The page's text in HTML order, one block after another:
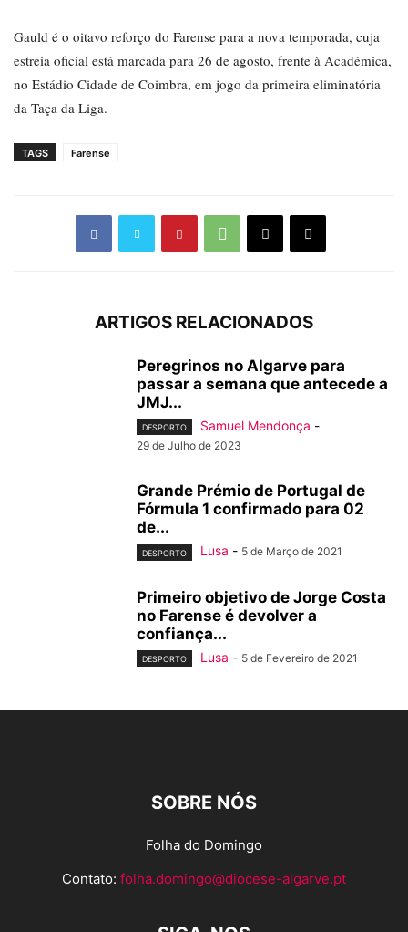
Gauld é o oitavo reforço do Farense para a nova temporada, cuja
estreia oficial está marcada para 26 de agosto, frente à Académica,
no Estádio Cidade de Coimbra, em jogo da primeira eliminatória
da Taça da Liga.
TAGS Farense
ARTIGOS RELACIONADOS
Peregrinos no Algarve para
passar a semana que antecede a
JMJ...
DESPORTO Samuel Mendonça -
29 de Julho de 2023
Grande Prémio de Portugal de
Fórmula 1 confirmado para 02
de...
DESPORTO Lusa - 5 de Março de 2021
Primeiro objetivo de Jorge Costa
no Farense é devolver a
confiança...
DESPORTO Lusa - 5 de Fevereiro de 2021
SOBRE NÓS
Folha do Domingo
Contato: folha.domingo@diocese-algarve.pt